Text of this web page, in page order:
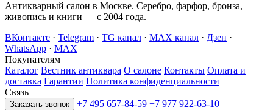
Антикварный салон в Москве. Серебро, фарфор, бронза,
живопись и книги — с 2004 года.
ВКонтакте · Telegram · TG канал · MAX канал · Дзен ·
WhatsApp · MAX
Покупателям
Каталог Вестник антиквара О салоне Контакты Оплата и
доставка Гарантии Политика конфиденциальности
Связь
Заказать звонок +7 495 657-84-59 +7 977 922-63-10